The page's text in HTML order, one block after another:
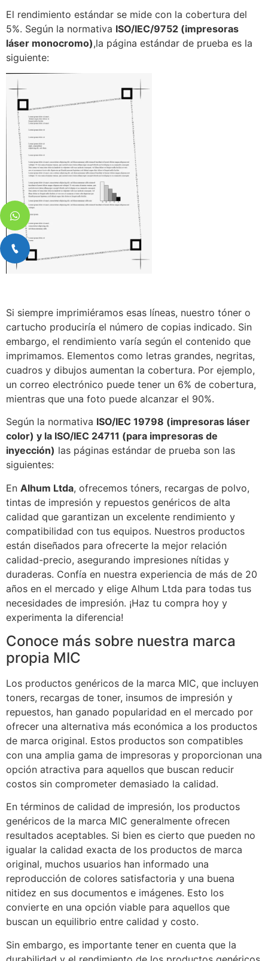
El rendimiento estándar se mide con la cobertura del
5%. Según la normativa ISO/IEC/9752 (impresoras
láser monocromo),la página estándar de prueba es la
siguiente:
Si siempre imprimiéramos esas líneas, nuestro tóner o
cartucho produciría el número de copias indicado. Sin
embargo, el rendimiento varía según el contenido que
imprimamos. Elementos como letras grandes, negritas,
cuadros y dibujos aumentan la cobertura. Por ejemplo,
un correo electrónico puede tener un 6% de cobertura,
mientras que una foto puede alcanzar el 90%.
Según la normativa ISO/IEC 19798 (impresoras láser
color) y la ISO/IEC 24711 (para impresoras de
inyección) las páginas estándar de prueba son las
siguientes:
En Alhum Ltda, ofrecemos tóners, recargas de polvo,
tintas de impresión y repuestos genéricos de alta
calidad que garantizan un excelente rendimiento y
compatibilidad con tus equipos. Nuestros productos
están diseñados para ofrecerte la mejor relación
calidad-precio, asegurando impresiones nítidas y
duraderas. Confía en nuestra experiencia de más de 20
años en el mercado y elige Alhum Ltda para todas tus
necesidades de impresión. ¡Haz tu compra hoy y
experimenta la diferencia!
Conoce más sobre nuestra marca
propia MIC
Los productos genéricos de la marca MIC, que incluyen
toners, recargas de toner, insumos de impresión y
repuestos, han ganado popularidad en el mercado por
ofrecer una alternativa más económica a los productos
de marca original. Estos productos son compatibles
con una amplia gama de impresoras y proporcionan una
opción atractiva para aquellos que buscan reducir
costos sin comprometer demasiado la calidad.
En términos de calidad de impresión, los productos
genéricos de la marca MIC generalmente ofrecen
resultados aceptables. Si bien es cierto que pueden no
igualar la calidad exacta de los productos de marca
original, muchos usuarios han informado una
reproducción de colores satisfactoria y una buena
nitidez en sus documentos e imágenes. Esto los
convierte en una opción viable para aquellos que
buscan un equilibrio entre calidad y costo.
Sin embargo, es importante tener en cuenta que la